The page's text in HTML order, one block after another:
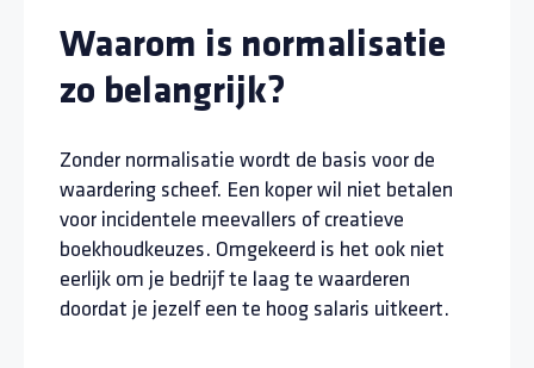
Waarom is normalisatie
zo belangrijk?
Zonder normalisatie wordt de basis voor de
waardering scheef. Een koper wil niet betalen
voor incidentele meevallers of creatieve
boekhoudkeuzes. Omgekeerd is het ook niet
eerlijk om je bedrijf te laag te waarderen
doordat je jezelf een te hoog salaris uitkeert.